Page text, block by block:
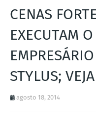
CENAS
EXECUTAM
STYLUS;
agosto 18, 2014